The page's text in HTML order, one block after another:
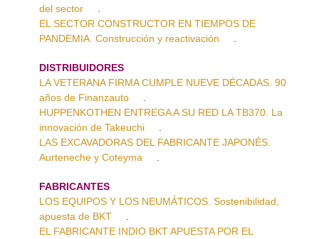
del sector
EL SECTOR CONSTRUCTOR EN TIEMPOS DE
PANDEMIA. Construcción y reactivación
DISTRIBUIDORES
LA VETERANA FIRMA CUMPLE NUEVE DÉCADAS. 90
años de Finanzauto
HUPPENKOTHEN ENTREGA A SU RED LA TB370. La
innovación de Takeuchi
LAS EXCAVADORAS DEL FABRICANTE JAPONÉS.
Aurteneche y Coteyma
FABRICANTES
LOS EQUIPOS Y LOS NEUMÁTICOS. Sostenibilidad,
apuesta de BKT
EL FABRICANTE INDIO BKT APUESTA POR EL